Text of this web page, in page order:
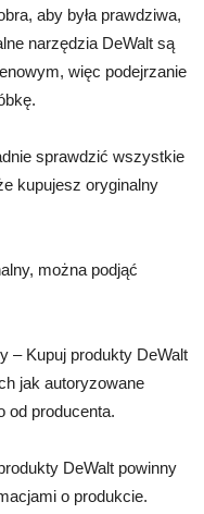
aby była prawdziwa,
narzędzia DeWalt są
więc podejrzanie
sprawdzić wszystkie
kupujesz oryginalny
można podjąć
– Kupuj produkty DeWalt
jak autoryzowane
od producenta.
DeWalt powinny
o produkcie.